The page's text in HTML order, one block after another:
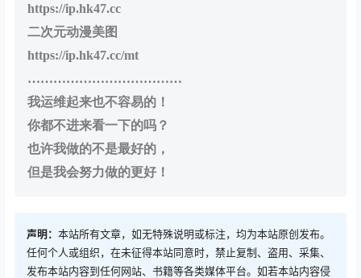
https://ip.hk47.cc
二次元动漫美图
https://ip.hk47.cc/mt
………………………………
我运维起来也不容易的！
你都不进来看一下的吗？
也许我做的不是最好的，
但是我会努力做的更好！
声明： 本站所有文章，如无特殊说明或标注，均为本站原创发布。
任何个人或组织，在未征得本站同意时，禁止复制、盗用、采集、
发布本站内容到任何网站、书籍等各类媒体平台。如若本站内容侵